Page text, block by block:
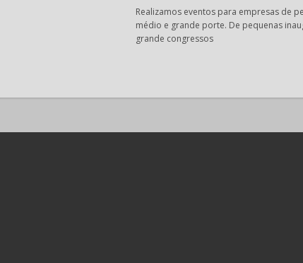
Realizamos eventos para empresas de
médio e grande porte. De pequenas
grande congressos